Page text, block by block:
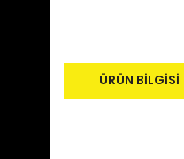
ÜRÜN BILGISI